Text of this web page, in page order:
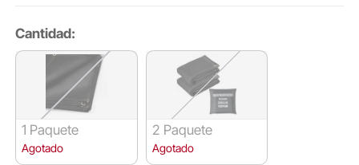
Cantidad:
1 Paquete
Agotado
2 Paquete
Agotado